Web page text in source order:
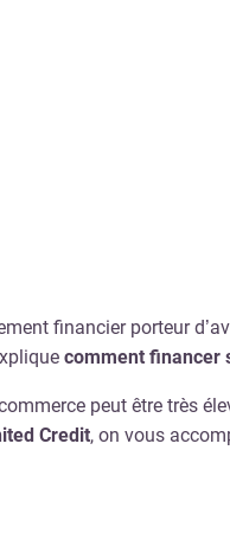
financier porteur
comment financer
peut être très
Credit, on vous